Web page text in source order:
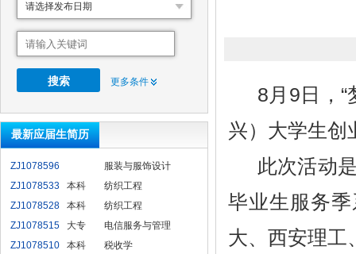
请选择发布日期
更多条件
最新应届生简历
ZJ1078596
服装与服饰设计
ZJ1078533
本科
纺织工程
ZJ1078528
本科
纺织工程
ZJ1078515
大专
电信服务与管理
ZJ1078510
本科
税收学
8月9日，“
兴）大学生创
此次活动
毕业生服务
大、西安理工